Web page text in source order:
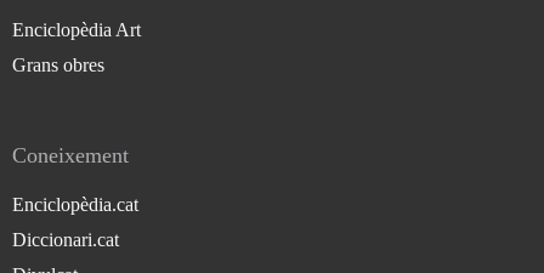
Enciclopèdia Art
Grans obres
Coneixement
Enciclopèdia.cat
Diccionari.cat